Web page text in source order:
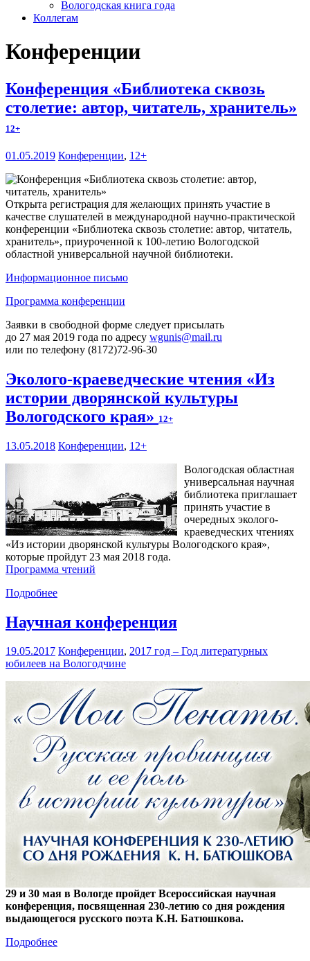
Вологодская книга года
Коллегам
Конференции
Конференция «Библиотека сквозь
столетие: автор, читатель, хранитель»
12+
01.05.2019 Конференции, 12+
Открыта регистрация для желающих принять участие в
качестве слушателей в международной научно-практической
конференции «Библиотека сквозь столетие: автор, читатель,
хранитель», приуроченной к 100-летию Вологодской
областной универсальной научной библиотеки.
Информационное письмо
Программа конференции
Заявки в свободной форме следует присылать
до 27 мая 2019 года по адресу wgunis@mail.ru
или по телефону (8172)72-96-30
Эколого-краеведческие чтения «Из
истории дворянской культуры
Вологодского края» 12+
13.05.2018 Конференции, 12+
Вологодская областная
универсальная научная
библиотека приглашает
принять участие в
очередных эколого-
краеведческих чтениях
«Из истории дворянской культуры Вологодского края»,
которые пройдут 23 мая 2018 года.
Программа чтений
Подробнее
Научная конференция
19.05.2017 Конференции, 2017 год – Год литературных
юбилеев на Вологодчине
29 и 30 мая в Вологде пройдет Всероссийская научная
конференция, посвященная 230-летию со дня рождения
выдающегося русского поэта К.Н. Батюшкова.
Подробнее